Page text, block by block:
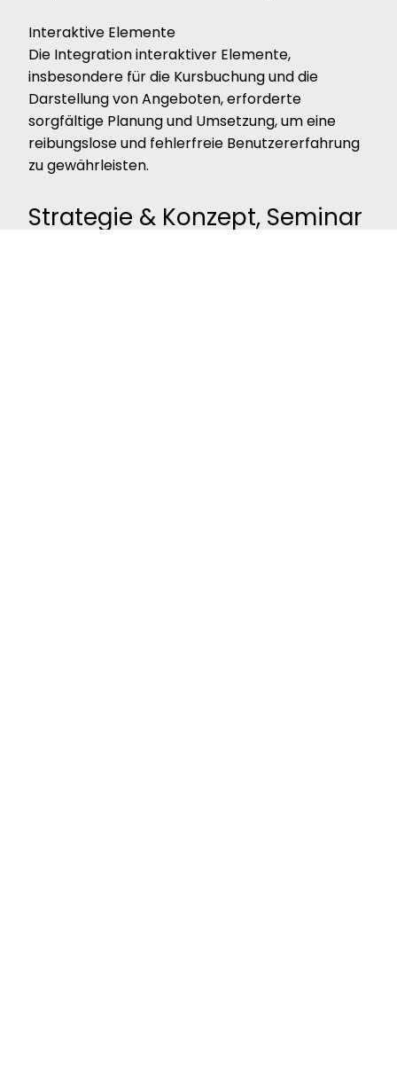
Interaktive Elemente
Die Integration interaktiver Elemente,
insbesondere für die Kursbuchung und die
Darstellung von Angeboten, erforderte
sorgfältige Planung und Umsetzung, um eine
reibungslose und fehlerfreie Benutzererfahrung
zu gewährleisten.
Strategie & Konzept, Seminar